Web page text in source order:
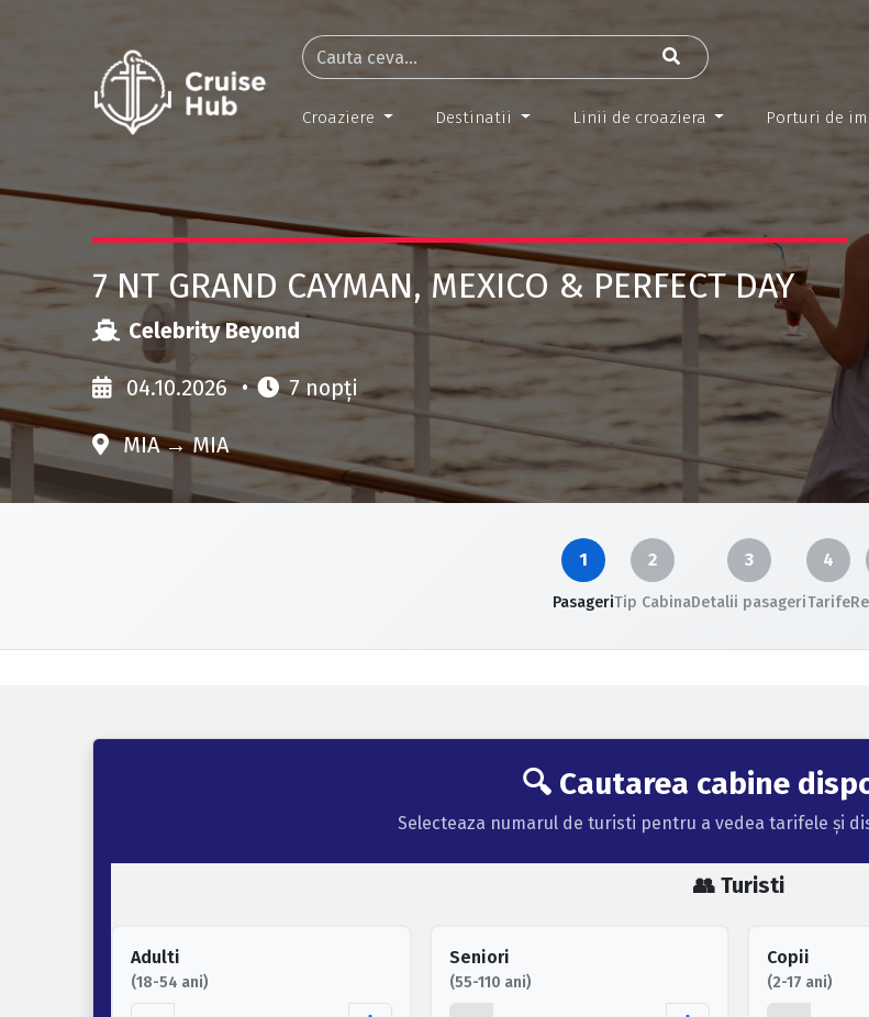
Croaziere Destinatii Linii de croaziera Porturi de
7 NT GRAND CAYMAN, MEXICO & PERFECT DAY
Celebrity Beyond
04.10.2026 • 7 nopți
MIA → MIA
1
Pasageri
2
Tip Cabina
3
Detalii pasageri
4
Tarife
🔍 Cautarea cabine
Selecteaza numarul de turisti pentru a vedea tarifele și
👥 Turisti
Adulti
(18-54 ani)
Seniori
(55-110 ani)
Copii
(2-17 ani)